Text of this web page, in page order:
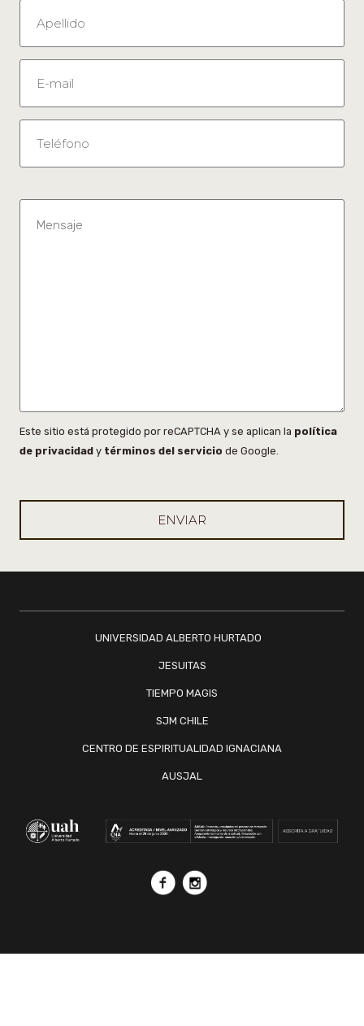
Este sitio está protegido por reCAPTCHA y se aplican la política
de privacidad y términos del servicio de Google.
UNIVERSIDAD ALBERTO HURTADO
JESUITAS
TIEMPO MAGIS
SJM CHILE
CENTRO DE ESPIRITUALIDAD IGNACIANA
AUSJAL